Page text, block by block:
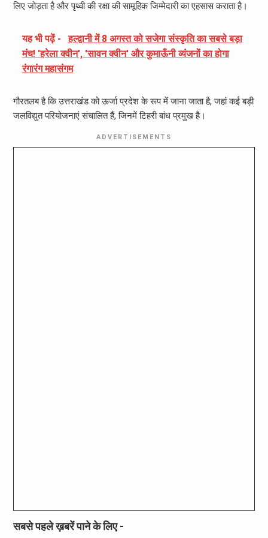
लिए जोड़ता है और पृथ्वी की रक्षा की सामूहिक जिम्मेदारी का एहसास कराता है।
यह भी पढ़ें -
हल्द्वानी में 8 अगस्त को सजेगा संस्कृति का सबसे बड़ा
मंच! 'हरेला क्वीन', 'सावन क्वीन' और कुमाऊँनी व्यंजनों का होगा
रंगारंग महासंगम
गौरतलब है कि उत्तराखंड को ऊर्जा प्रदेश के रूप में जाना जाता है, जहां कई बड़ी
जलविद्युत परियोजनाएं संचालित हैं, जिनमें टिहरी बांध प्रमुख है।
ADVERTISEMENTS
सबसे पहले ख़बरें पाने के लिए -